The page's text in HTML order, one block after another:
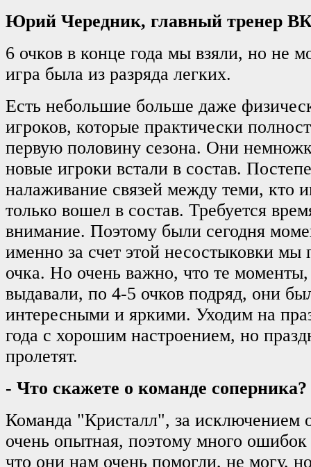
Юрий Чередник, главный тренер
6 очков в конце года мы взяли, но не
игра была из разряда легких.
Есть небольшие больше даже
игроков, которые практически
первую половину сезона. Они
новые игроки встали в состав.
налаживание связей между теми, кто
только вошел в состав. Требуется
внимание. Поэтому были сегодня
именно за счет этой несостыковки мы
очка. Но очень важно, что те
выдавали, по 4-5 очков подряд, они
интересными и яркими. Уходим на
года с хорошим настроением, но
пролетят.
- Что скажете о команде соперника?
Команда "Кристалл", за исключением
очень опытная, поэтому много ошибок
что они нам очень помогли, не могу,